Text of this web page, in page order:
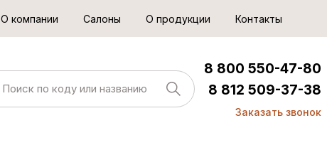
О компании Салоны О продукции Контакты
8 800 550-47-80
8 812 509-37-38
Заказать звонок